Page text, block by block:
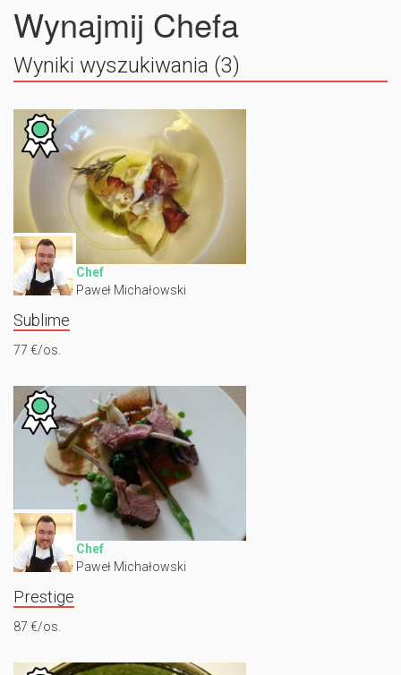
Wynajmij Chefa
Wyniki wyszukiwania (3)
Chef
Paweł Michałowski
Sublime
77 €/os.
Chef
Paweł Michałowski
Prestige
87 €/os.